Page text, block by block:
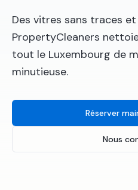
Des vitres sans traces
PropertyCleaners
tout le Luxembourg de
minutieuse.
Réserver
Nous